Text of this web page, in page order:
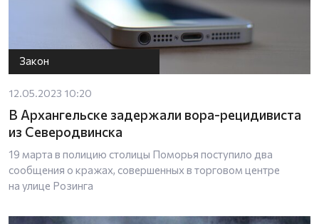
Закон
12.05.2023 10:20
В Архангельске задержали вора-рецидивиста
из Северодвинска
19 марта в полицию столицы Поморья поступило два
сообщения о кражах, совершенных в торговом центре
на улице Розинга